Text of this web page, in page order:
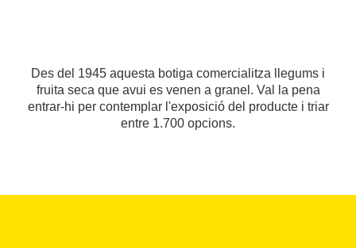
Des del 1945 aquesta botiga comercialitza llegums i
fruita seca que avui es venen a granel. Val la pena
entrar-hi per contemplar l'exposició del producte i triar
entre 1.700 opcions.